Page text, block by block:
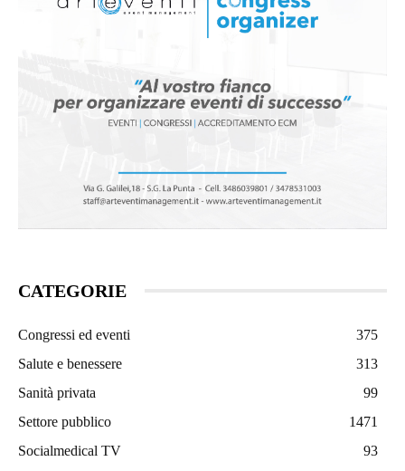
CATEGORIE
Congressi ed eventi
375
Salute e benessere
313
Sanità privata
99
Settore pubblico
1471
Socialmedical TV
93